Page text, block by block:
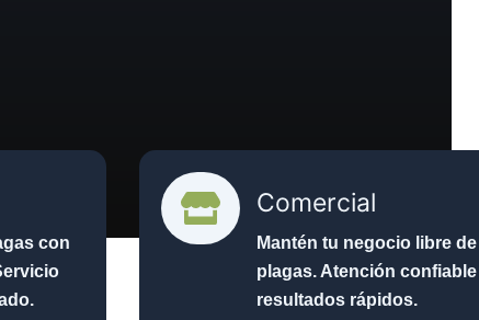
con
Comercial
Mantén tu negocio libre de
plagas. Atención
resultados rápidos.